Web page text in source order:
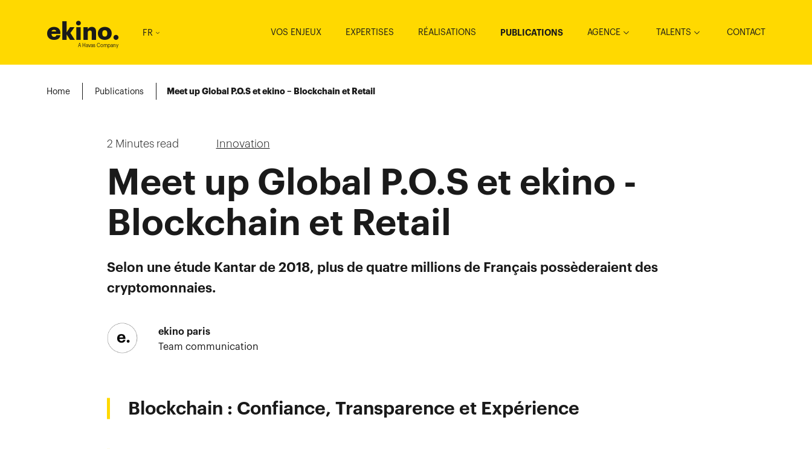
ekino.
A Havas Company
FR VOS ENJEUX EXPERTISES RÉALISATIONS PUBLICATIONS AGENCE TALENTS CONTACT
Home Publications Meet up Global P.O.S et ekino – Blockchain et Retail
2 Minutes read Innovation
Meet up Global P.O.S et ekino -
Blockchain et Retail
Selon une étude Kantar de 2018, plus de quatre millions de Français possèderaient des
cryptomonnaies.
ekino paris
Team communication
Blockchain : Confiance, Transparence et Expérience